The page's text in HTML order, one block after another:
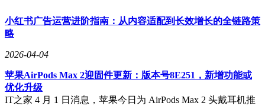
小红书广告运营进阶指南：从内容适配到长效增长的全链路策
略
2026-04-04
苹果AirPods Max 2迎固件更新：版本号8E251，新增功能或
优化升级
IT之家 4 月 1 日消息，苹果今日为 AirPods Max 2 头戴耳机推